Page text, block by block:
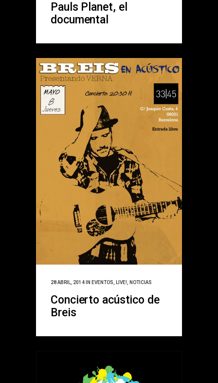
Pauls Planet, el
documental
28 ABRIL, 2014 IN EVENTOS LIVE! NOTICIAS
Concierto acústico de
Breis